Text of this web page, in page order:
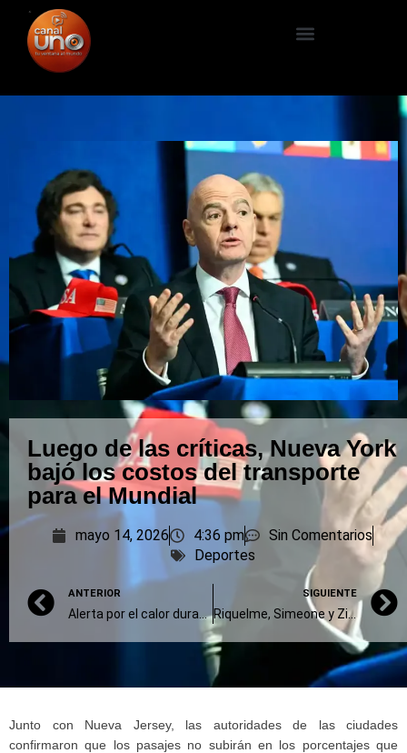
Luego de las críticas, Nueva York
bajó los costos del transporte
para el Mundial
mayo 14, 2026 4:36 pm
Sin Comentarios
Deportes
ANTERIOR
Alerta por el calor durante los partidos del Mundial 2026
SIGUIENTE
Riquelme, Simeone y Zidane, con chances de ir al Mundial
Junto con Nueva Jersey, las autoridades de las ciudades
confirmaron que los pasajes no subirán en los porcentajes que